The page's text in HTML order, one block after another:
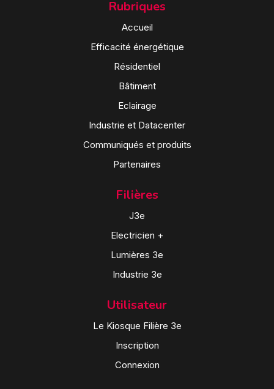
Rubriques
Accueil
Efficacité énergétique
Résidentiel
Bâtiment
Eclairage
Industrie et Datacenter
Communiqués et produits
Partenaires
Filières
J3e
Electricien +
Lumières 3e
Industrie 3e
Utilisateur
Le Kiosque Filière 3e
Inscription
Connexion